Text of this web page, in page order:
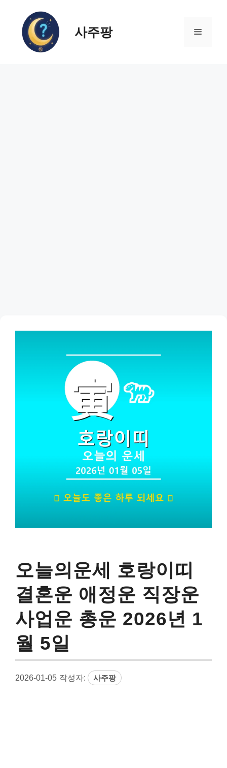
사주팡 메
오늘의운세 호랑이띠
결혼운 애정운 직장운
사업운 총운 2026년 1
월 5일
2026-01-05 작성자: 사주팡